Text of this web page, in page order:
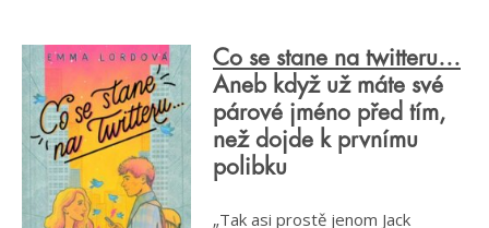
Co se stane na twitteru…
Aneb když už máte své
párové jméno před tím,
než dojde k prvnímu
polibku
„Tak asi prostě jenom Jack